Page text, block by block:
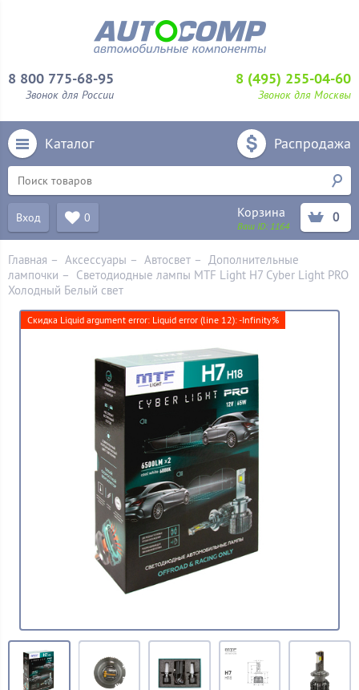
8 800 775-68-95
Звонок для России
8 (495) 255-04-60
Звонок для Москвы
Каталог Распродажа
Вход 0 Корзина
Ваш ID: 1164
0
Главная – Аксессуары – Aвтосвет – Дополнительные
лампочки – Светодиодные лампы MTF Light H7 Cyber Light PRO
Холодный Белый свет
Скидка Liquid argument error: Liquid error (line 12): -Infinity%